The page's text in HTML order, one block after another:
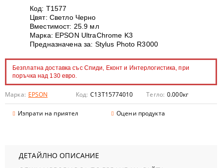
Код: T1577
Цвят: Светло Черно
Вместимост: 25.9 мл
Марка: EPSON UltraChrome K3
Предназначена за: Stylus Photo R3000
Безплатна доставка със Спиди, Еконт и Интерлогистика, при
поръчка над 130 евро.
Марка: EPSON Код: C13T15774010 Тегло: 0.000кг
Изпрати на приятел Оцени продукта
ДЕТАЙЛНО ОПИСАНИЕ